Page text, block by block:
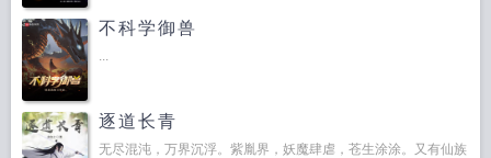
不科学御兽
...
逐道长青
无尽混沌，万界沉浮。紫胤界，妖魔肆虐，苍生涂涂。又有仙族